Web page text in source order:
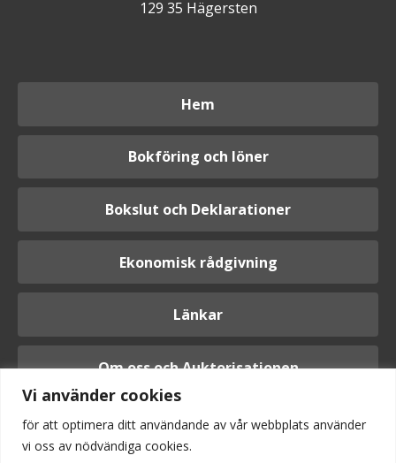
Vi använder cookies
för att optimera ditt användande av vår webbplats använder
vi oss av nödvändiga cookies.
129 35 Hägersten
Hem
Bokföring och löner
Bokslut och Deklarationer
Ekonomisk rådgivning
Länkar
Om oss och Auktorisationen
Logga in